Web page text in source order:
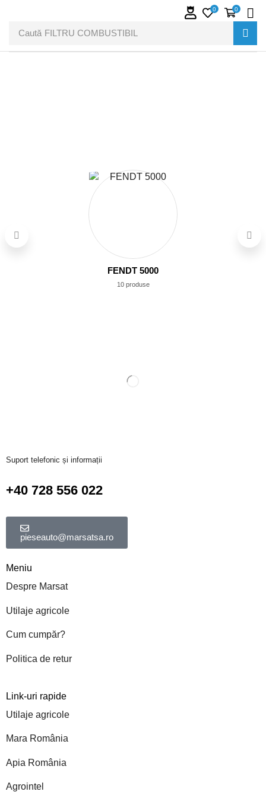
Caută FILTRU COMBUSTIBIL
0 0
FENDT 5000
10 produse
Suport telefonic și informații
+40 728 556 022
pieseauto@marsatsa.ro
Meniu
Despre Marsat
Utilaje agricole
Cum cumpăr?
Politica de retur
Link-uri rapide
Utilaje agricole
Mara România
Apia România
Agrointel